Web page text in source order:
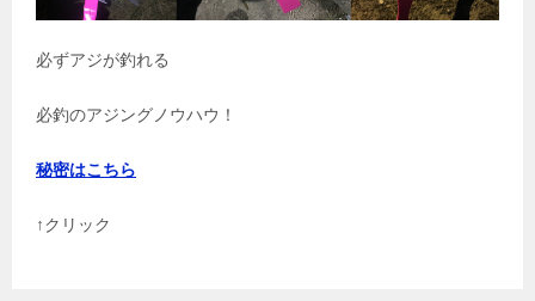
必ずアジが釣れる
必釣のアジングノウハウ！
秘密はこちら
↑クリック